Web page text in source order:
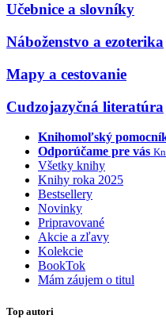
Učebnice a slovníky
Náboženstvo a ezoterika
Mapy a cestovanie
Cudzojazyčná literatúra
Knihomoľský
Odporúčame pre vás
Všetky knihy
Knihy roka 2025
Bestsellery
Novinky
Pripravované
Akcie a zľavy
Kolekcie
BookTok
Mám záujem o titul
Top autori